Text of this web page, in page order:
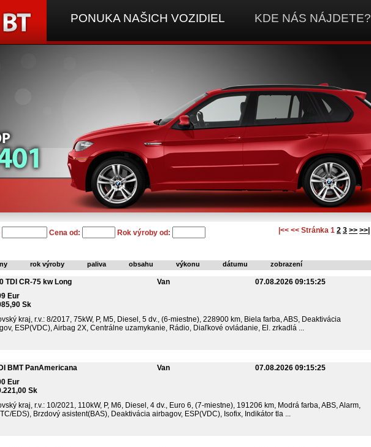
PONUKA NAŠICH VOZIDIEL KDE NÁS NÁJDETE?
Cena od: Rok výroby od: |<< << Stránka 1 2 3 >> >>|
rok výroby paliva obsahu výkonu dátumu zobrazení
TDI CR-75 kw Long Van
07.08.2026 09:15:25
Eur
Sk
kraj, r.v.: 8/2017, 75kW, P, M5, Diesel, 5 dv., (6-miestne), 228900 km, Biela farba, ABS, Deaktivácia
ESP(VDC), Airbag 2X, Centrálne uzamykanie, Rádio, Diaľkové ovládanie, El. zrkadlá ...
BMT PanAmericana Van
07.08.2026 09:15:25
Eur
Sk
kraj, r.v.: 10/2021, 110kW, P, M6, Diesel, 4 dv., Euro 6, (7-miestne), 191206 km, Modrá farba, ABS, Alarm,
EDS), Brzdový asistent(BAS), Deaktivácia airbagov, ESP(VDC), Isofix, Indikátor tla ...